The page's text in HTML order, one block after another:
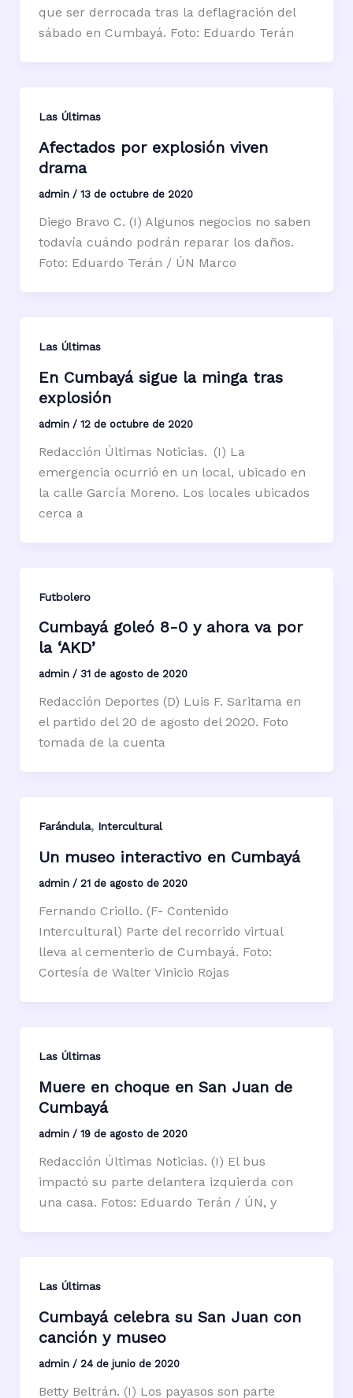
que ser derrocada tras la deflagración del
sábado en Cumbayá. Foto: Eduardo Terán
Las Últimas
Afectados por explosión viven
drama
admin / 13 de octubre de 2020
Diego Bravo C. (I) Algunos negocios no saben
todavía cuándo podrán reparar los daños.
Foto: Eduardo Terán / ÚN Marco
Las Últimas
En Cumbayá sigue la minga tras
explosión
admin / 12 de octubre de 2020
Redacción Últimas Noticias. (I) La
emergencia ocurrió en un local, ubicado en
la calle García Moreno. Los locales ubicados
cerca a
Futbolero
Cumbayá goleó 8-0 y ahora va por
la ‘AKD’
admin / 31 de agosto de 2020
Redacción Deportes (D) Luis F. Saritama en
el partido del 20 de agosto del 2020. Foto
tomada de la cuenta
Farándula, Intercultural
Un museo interactivo en Cumbayá
admin / 21 de agosto de 2020
Fernando Criollo. (F- Contenido
Intercultural) Parte del recorrido virtual
lleva al cementerio de Cumbayá. Foto:
Cortesía de Walter Vinicio Rojas
Las Últimas
Muere en choque en San Juan de
Cumbayá
admin / 19 de agosto de 2020
Redacción Últimas Noticias. (I) El bus
impactó su parte delantera izquierda con
una casa. Fotos: Eduardo Terán / ÚN, y
Las Últimas
Cumbayá celebra su San Juan con
canción y museo
admin / 24 de junio de 2020
Betty Beltrán. (I) Los payasos son parte